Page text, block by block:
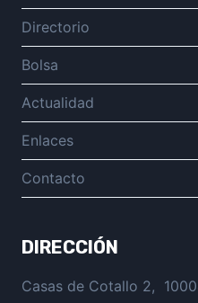
Directorio
Bolsa
Actualidad
Enlaces
Contacto
DIRECCIÓN
Casas de Cotallo 2,